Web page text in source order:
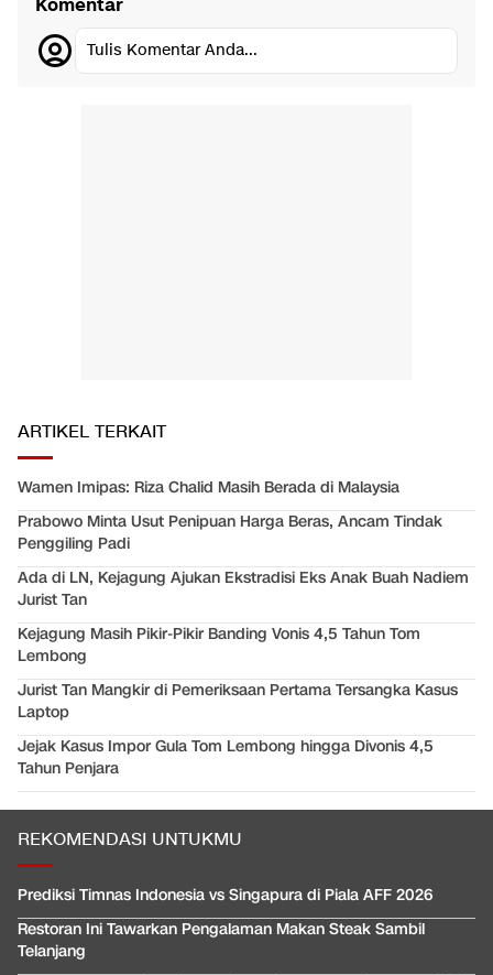
Komentar
Tulis Komentar Anda...
ARTIKEL TERKAIT
Wamen Imipas: Riza Chalid Masih Berada di Malaysia
Prabowo Minta Usut Penipuan Harga Beras, Ancam Tindak
Penggiling Padi
Ada di LN, Kejagung Ajukan Ekstradisi Eks Anak Buah Nadiem
Jurist Tan
Kejagung Masih Pikir-Pikir Banding Vonis 4,5 Tahun Tom
Lembong
Jurist Tan Mangkir di Pemeriksaan Pertama Tersangka Kasus
Laptop
Jejak Kasus Impor Gula Tom Lembong hingga Divonis 4,5
Tahun Penjara
REKOMENDASI UNTUKMU
Prediksi Timnas Indonesia vs Singapura di Piala AFF 2026
Restoran Ini Tawarkan Pengalaman Makan Steak Sambil
Telanjang